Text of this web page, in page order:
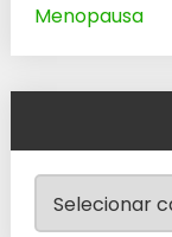
Menopausa